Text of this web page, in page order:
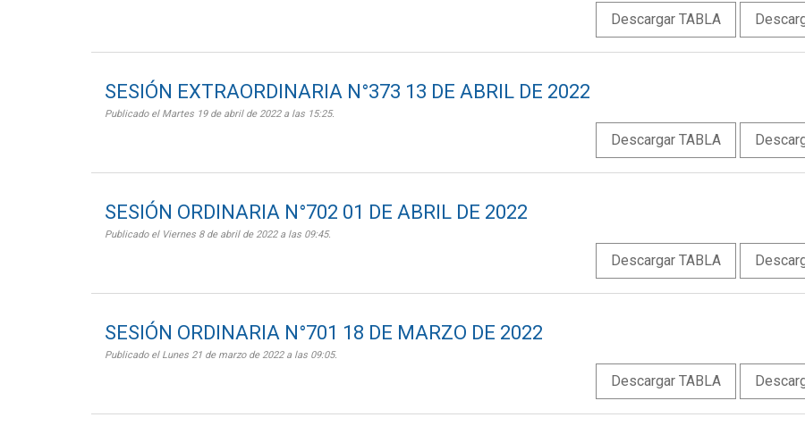
Descargar TABLA
SESIÓN EXTRAORDINARIA N°373 13 DE ABRIL DE 2022
Publicado el Martes 19 de abril de 2022 a las 15:25.
Descargar TABLA
SESIÓN ORDINARIA N°702 01 DE ABRIL DE 2022
Publicado el Viernes 8 de abril de 2022 a las 09:45.
Descargar TABLA
SESIÓN ORDINARIA N°701 18 DE MARZO DE 2022
Publicado el Lunes 21 de marzo de 2022 a las 09:05.
Descargar TABLA